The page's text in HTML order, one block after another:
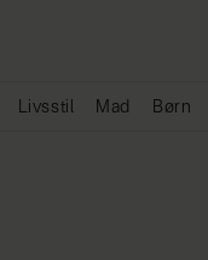
Livsstil Mad Børn